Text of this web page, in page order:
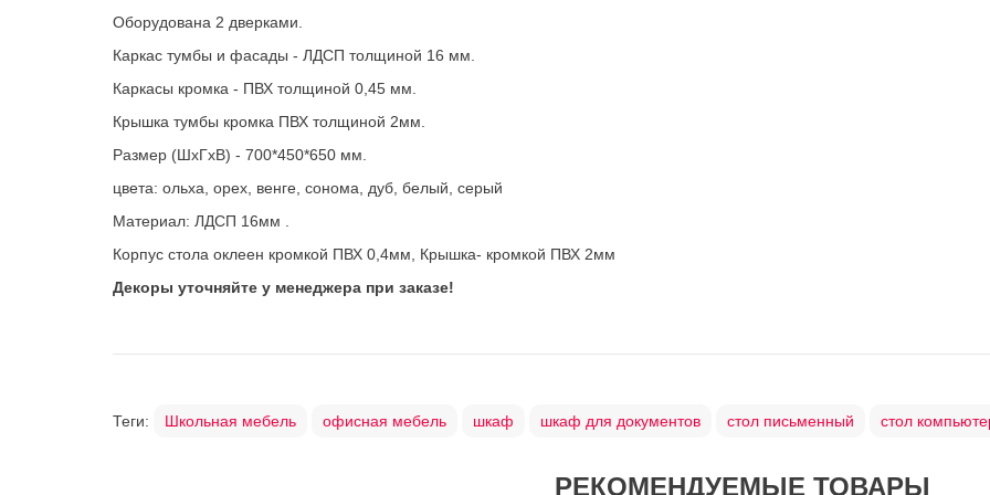
Оборудована 2 дверками.
Каркас тумбы и фасады - ЛДСП толщиной 16 мм.
Каркасы кромка - ПВХ толщиной 0,45 мм.
Крышка тумбы кромка ПВХ толщиной 2мм.
Размер (ШхГхВ) - 700*450*650 мм.
цвета: ольха, орех, венге, сонома, дуб, белый, серый
Материал: ЛДСП 16мм .
Корпус стола оклеен кромкой ПВХ 0,4мм, Крышка- кромкой ПВХ 2мм
Декоры уточняйте у менеджера при заказе!
Теги: Школьная мебель офисная мебель шкаф шкаф для документов стол письменный стол
РЕКОМЕНДУЕМЫЕ ТОВАРЫ